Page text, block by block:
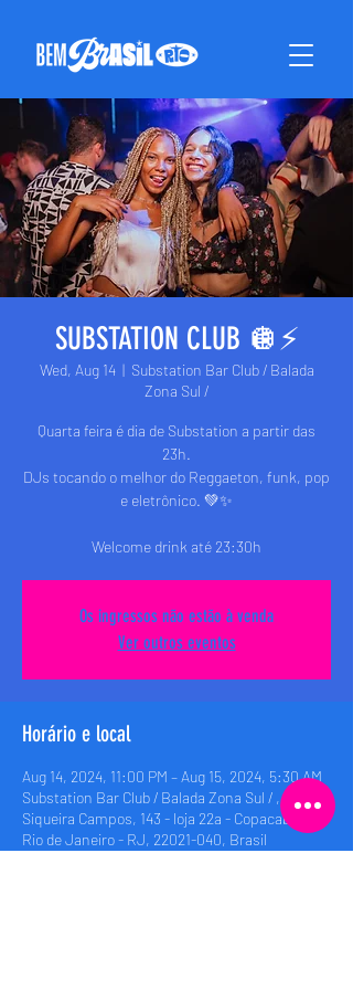
SUBSTATION CLUB 🪩⚡️
Wed, Aug 14
  |
Substation Bar Club / Balada
Zona Sul /
Quarta feira é dia de Substation a partir das
23h.
DJs tocando o melhor do Reggaeton, funk, pop
e eletrônico. 💚✨
Welcome drink até 23:30h
Os ingressos não estão à venda
Ver outros eventos
Horário e local
Aug 14, 2024, 11:00 PM – Aug 15, 2024, 5:30 AM
Substation Bar Club / Balada Zona Sul / , Rua
Siqueira Campos, 143 - loja 22a - Copacabana,
Rio de Janeiro - RJ, 22021-040, Brasil